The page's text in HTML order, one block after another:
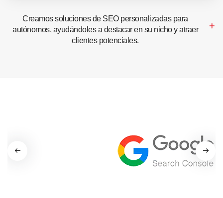
Creamos soluciones de SEO personalizadas para
autónomos, ayudándoles a destacar en su nicho y atraer
clientes potenciales.